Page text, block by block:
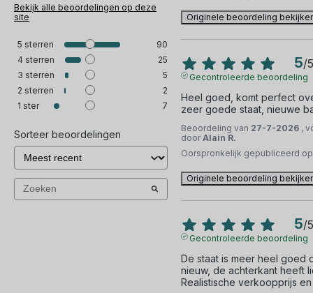
Bekijk alle beoordelingen op deze
site
5 sterren
90
4 sterren
25
3 sterren
5
2 sterren
2
1 ster 7
Sorteer beoordelingen
Originele beoordeling
5/5
Gecontroleerde beoordeling
Heel goed, komt perfect
zeer goede staat, nieuwe
Beoordeling van 27-7-2026 ,
door Alain R.
Oorspronkelijk gepubliceerd
Originele beoordeling
5/5
Gecontroleerde beoordeling
De staat is meer heel goed
nieuw, de achterkant heeft
Realistische verkoopprijs